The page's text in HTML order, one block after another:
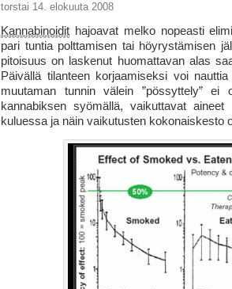
torstai 14. elokuuta 2008
Kannabinoidit hajoavat melko nopeasti
pari tuntia polttamisen tai höyrystämisen
pitoisuus on laskenut huomattavan alas
Päivällä tilanteen korjaamiseksi voi
muutaman tunnin välein ”pössyttely” ei
kannabiksen syömällä, vaikuttavat
kuluessa ja näin vaikutusten kokonais­kesto